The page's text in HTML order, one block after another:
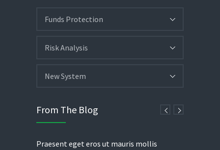
Funds Protection
Risk Analysis
New System
From The Blog
Praesent eget eros ut mauris mollis